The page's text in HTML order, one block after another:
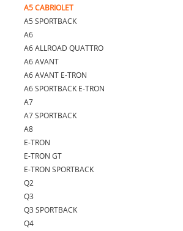
A5 CABRIOLET
A5 SPORTBACK
A6
A6 ALLROAD QUATTRO
A6 AVANT
A6 AVANT E-TRON
A6 SPORTBACK E-TRON
A7
A7 SPORTBACK
A8
E-TRON
E-TRON GT
E-TRON SPORTBACK
Q2
Q3
Q3 SPORTBACK
Q4